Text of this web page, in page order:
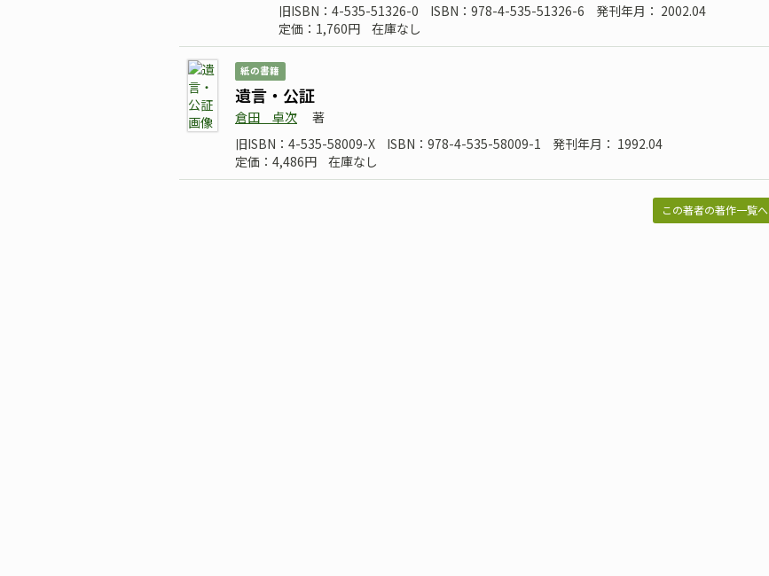
旧ISBN：4-535-51326-0
ISBN：978-4-535-51326-6
発刊年月： 2002.04
定価：1,760円
在庫なし
紙の書籍
遺言・公証
倉田 卓次
著
旧ISBN：4-535-58009-X
ISBN：978-4-535-58009-1
発刊年月： 1992.04
定価：4,486円
在庫なし
この著者の著作一覧へ